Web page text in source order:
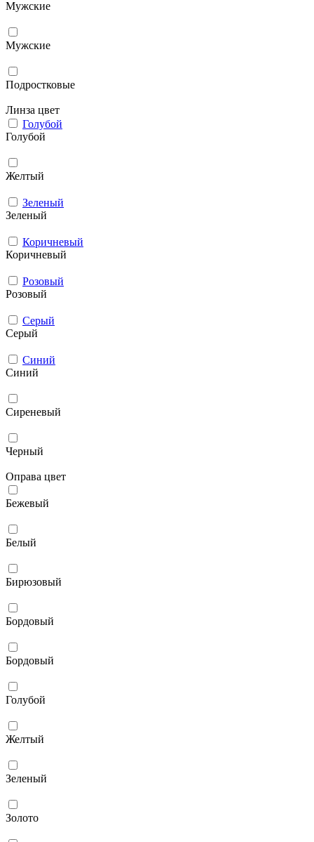
Мужcкие
Мужские
Подростковые
Линза цвет
Голубой
Голубой
Желтый
Зеленый
Зеленый
Коричневый
Коричневый
Розовый
Розовый
Серый
Серый
Синий
Синий
Сиреневый
Черный
Оправа цвет
Бежевый
Белый
Бирюзовый
Бордовый
Бордовый
Голубой
Желтый
Зеленый
Золото